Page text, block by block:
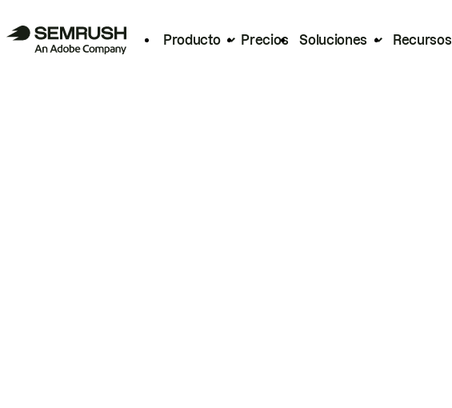
Producto Precios Soluciones Recursos